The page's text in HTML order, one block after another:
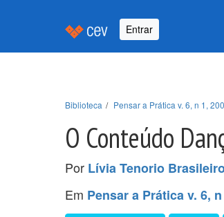
Entrar
Biblioteca Pensar a Prática v. 6, n 1,
O Conteúdo
Por Lívia Tenorio
Em Pensar a Prática v. 6,